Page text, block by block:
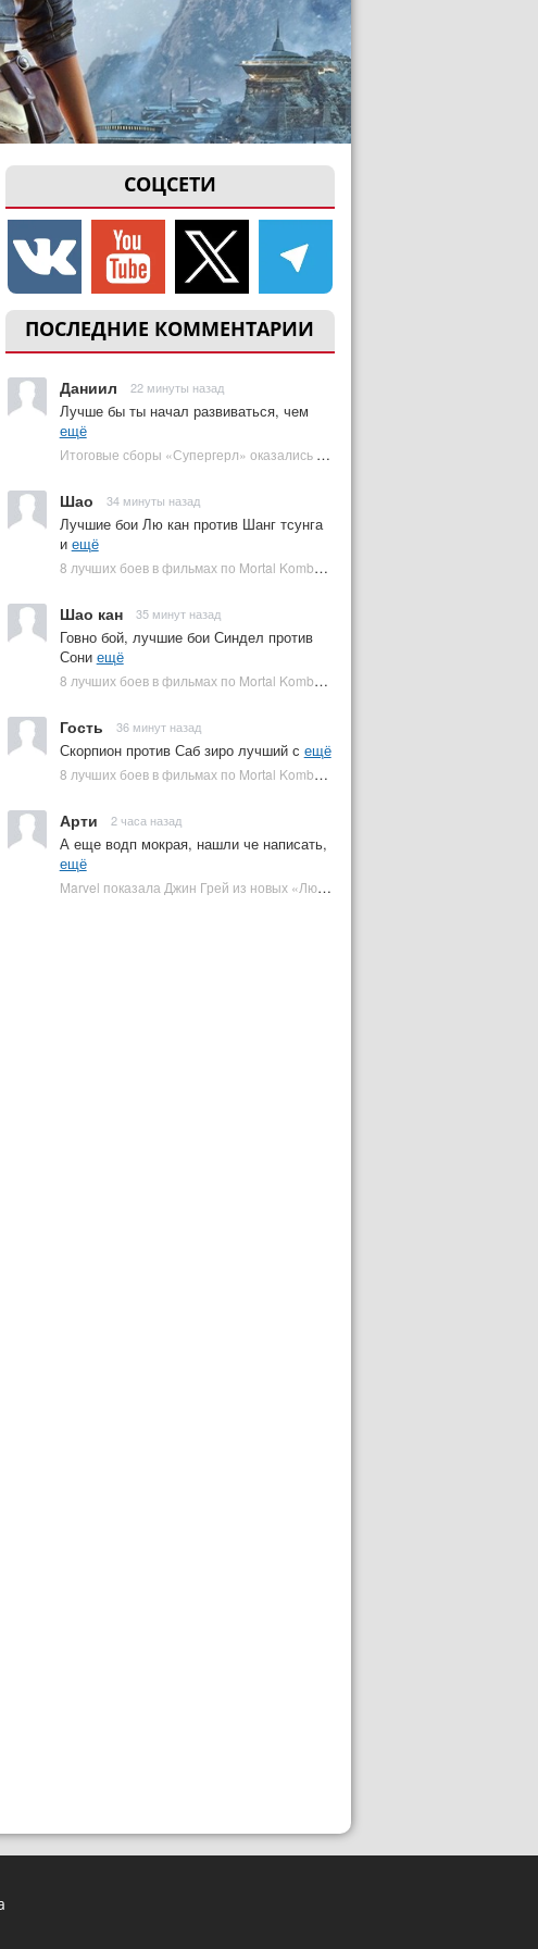
СОЦСЕТИ
ПОСЛЕДНИЕ КОММЕНТАРИИ
Даниил 22 минуты назад
Лучше бы ты начал развиваться, чем
ещё
Итоговые сборы «Супергерл» оказались худшими для DC за два десятилетия | Plugged In Ru
Шао 34 минуты назад
Лучшие бои Лю кан против Шанг тсунга
и ещё
8 лучших боев в фильмах по Mortal Kombat: от «Смертельной битвы» до «Мортал Комбат 2» | Plugged In Ru
Шао кан 35 минут назад
Говно бой, лучшие бои Синдел против
Сони ещё
8 лучших боев в фильмах по Mortal Kombat: от «Смертельной битвы» до «Мортал Комбат 2» | Plugged In Ru
Гость 36 минут назад
Скорпион против Саб зиро лучший с ещё
8 лучших боев в фильмах по Mortal Kombat: от «Смертельной битвы» до «Мортал Комбат 2» | Plugged In Ru
Арти 2 часа назад
А еще водп мокрая, нашли че написать,
ещё
Marvel показала Джин Грей из новых «Людей Икс» | Plugged In Ru